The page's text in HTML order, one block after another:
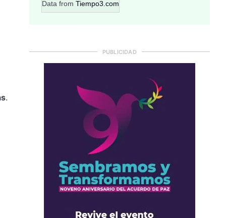
.
Data from Tiempo3.com
PUBLICIDAD